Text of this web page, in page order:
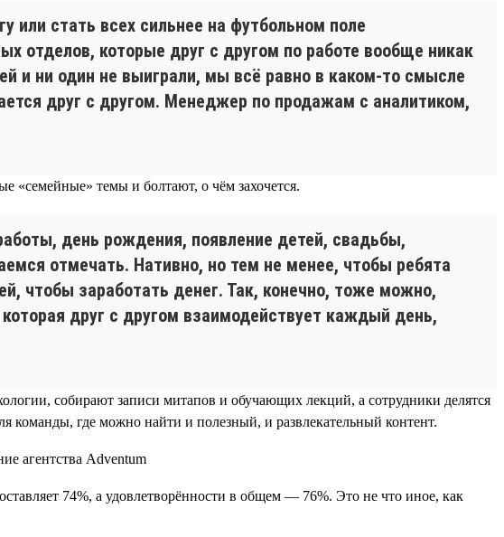
или стать всех сильнее на футбольном поле
отделов, которые друг с другом по работе вообще никак
и ни один не выиграли, мы всё равно в каком-то смысле
друг с другом. Менеджер по продажам с аналитиком,
«семейные» темы и болтают, о чём захочется.
день рождения, появление детей, свадьбы,
отмечать. Нативно, но тем не менее, чтобы ребята
чтобы заработать денег. Так, конечно, тоже можно,
друг с другом взаимодействует каждый день,
собирают записи митапов и обучающих лекций, а сотрудники делятся
команды, где можно найти и полезный, и развлекательный контент.
74%, а удовлетворённости в общем — 76%. Это не что иное, как